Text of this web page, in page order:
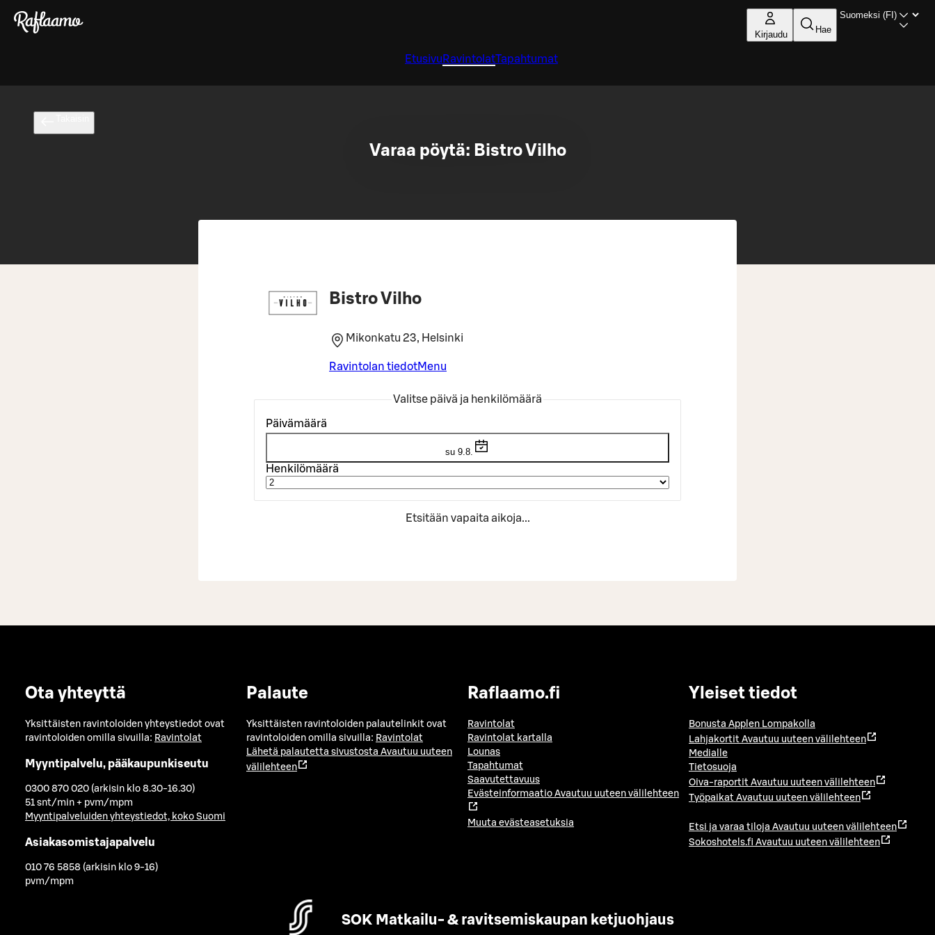
Siirry pääsisältöön
Kirjaudu Hae
Etusivu RavintolatTapahtumat
Varaa pöytä: Bistro Vilho
Bistro Vilho
Mikonkatu 23, Helsinki
Ravintolan tiedotMenu
Valitse päivä ja henkilömäärä
Päivämäärä
su 9.8.
Henkilömäärä
Etsitään vapaita aikoja...
Ota yhteyttä
Yksittäisten ravintoloiden yhteystiedot ovat
ravintoloiden omilla sivuilla: Ravintolat
Myyntipalvelu, pääkaupunkiseutu
0300 870 020 (arkisin klo 8.30-16.30)
51 snt/min + pvm/mpm
Myyntipalveluiden yhteystiedot, koko Suomi
Asiakasomistajapalvelu
010 76 5858 (arkisin klo 9-16)
pvm/mpm
Palaute
Yksittäisten ravintoloiden palautelinkit ovat
ravintoloiden omilla sivuilla: Ravintolat
Lähetä palautetta sivustosta Avautuu uuteen
välilehteen
Raflaamo.fi
Ravintolat
Ravintolat kartalla
Lounas
Tapahtumat
Saavutettavuus
Evästeinformaatio Avautuu uuteen välilehteen
Muuta evästeasetuksia
Yleiset tiedot
Bonusta Applen Lompakolla
Lahjakortit Avautuu uuteen välilehteen
Medialle
Tietosuoja
Oiva-raportit Avautuu uuteen välilehteen
Työpaikat Avautuu uuteen välilehteen
Etsi ja varaa tiloja Avautuu uuteen välilehteen
Sokoshotels.fi Avautuu uuteen välilehteen
SOK Matkailu- & ravitsemiskaupan ketjuohjaus